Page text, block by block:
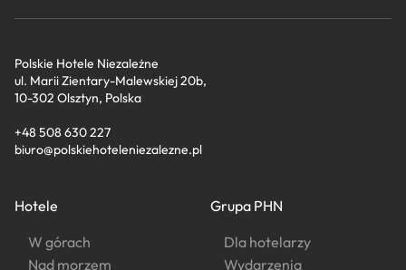
Polskie Hotele Niezależne
ul. Marii Zientary-Malewskiej 20b,
10-302 Olsztyn, Polska
+48 508 630 227
biuro@polskiehoteleniezalezne.pl
Hotele
W górach
Nad morzem
Grupa PHN
Dla hotelarzy
Wydarzenia